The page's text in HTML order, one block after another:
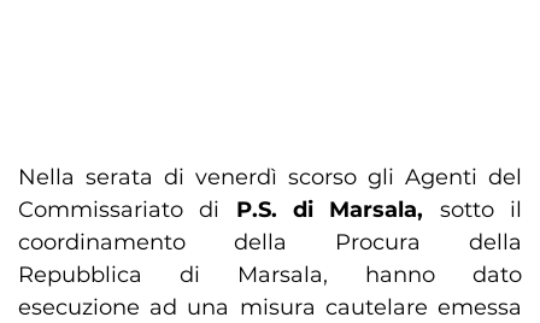
Nella serata di venerdì scorso gli Agenti del
Commissariato di P.S. di Marsala, sotto il
coordinamento della Procura della
Repubblica di Marsala, hanno dato
esecuzione ad una misura cautelare emessa